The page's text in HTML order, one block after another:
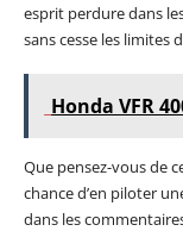
esprit perdure dans
sans cesse les limites
Honda VFR
Que pensez-vous de
chance d’en piloter
dans les